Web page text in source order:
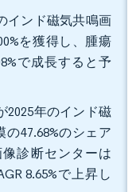
インド磁気共鳴画
を獲得し、腫瘍
で成長すると予
2025年のインド磁
47.68%のシェア
診断センターは
8.65%で上昇し